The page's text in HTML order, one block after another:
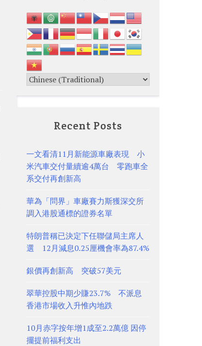
Recent Posts
一文看清11月新能源車廠表現 小
米汽車交付量續逾4萬台 零跑車全
系交付再創新高
華為「問界」車廠賽力斯獲深交所
調入港股通標的證券名單
特朗普稱已決定下任聯儲局主席人
選 12月減息0.25厘機會率為87.4%
銀價再創新高 突破57美元
翠華控股中期少賺23.7% 不派息
香港市場收入升惟內地跌
10月赤字按年增1成至2.2萬億 因停
擺提前福利支出